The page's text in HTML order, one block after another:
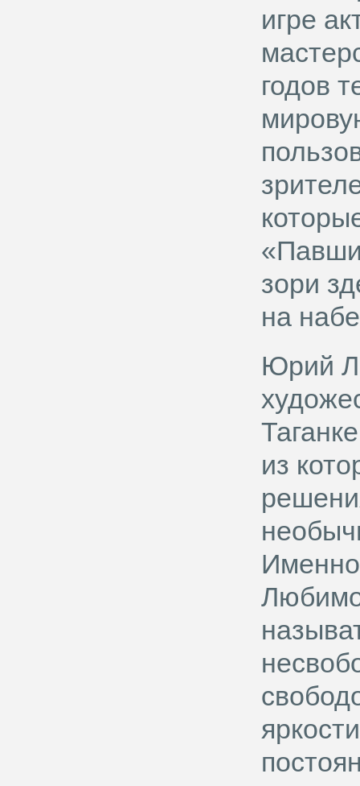
игре
годов
зори
на
Юрий
из